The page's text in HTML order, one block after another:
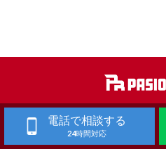
電話で相談する
24時間対応
工作機械 買取
自動車整備機械・自動車板金機械 買取